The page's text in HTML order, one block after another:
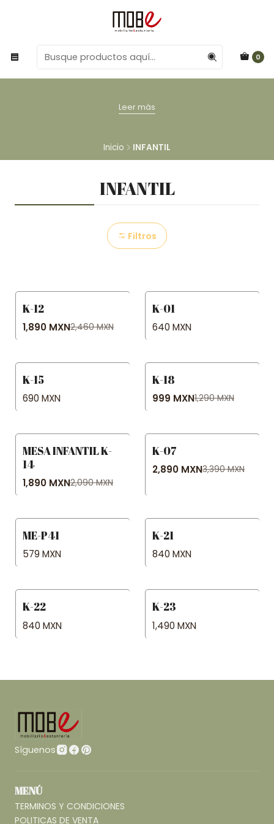
0
Leer más
Inicio INFANTIL
INFANTIL
Filtros
-23% OFF
K-12
1,890 MXN2,460 MXN
K-01
640 MXN
No disponible
K-15
690 MXN
-23% OFF
K-18
999 MXN1,290 MXN
-10% OFF
MESA INFANTIL K-
14
1,890 MXN2,090 MXN
-15% OFF
K-07
2,890 MXN3,390 MXN
ME-P41
579 MXN
K-21
840 MXN
K-22
840 MXN
K-23
1,490 MXN
Síguenos
MENÚ
TERMINOS Y CONDICIONES
POLITICAS DE VENTA